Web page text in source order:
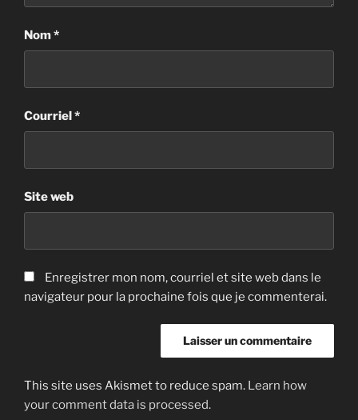
Nom*
Courriel*
Site web
Enregistrer mon nom, courriel et site web dans le
navigateur pour la prochaine fois que je commenterai.
This site uses Akismet to reduce spam. Learn how
your comment data is processed.